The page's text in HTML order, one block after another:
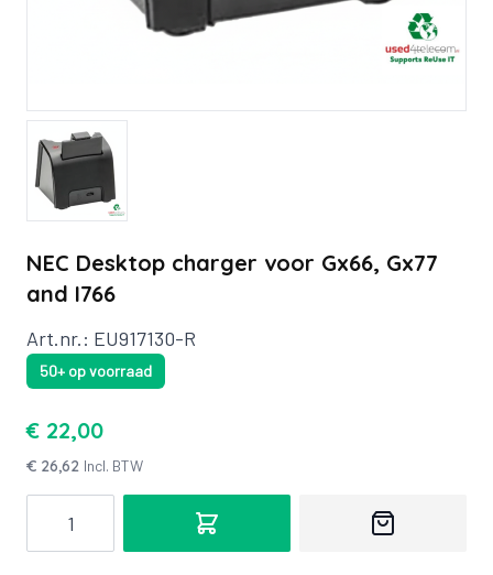
NEC Desktop charger voor Gx66, Gx77
and I766
Art.nr.: EU917130-R
50+ op voorraad
€ 22,00
€ 26,62 Incl. BTW